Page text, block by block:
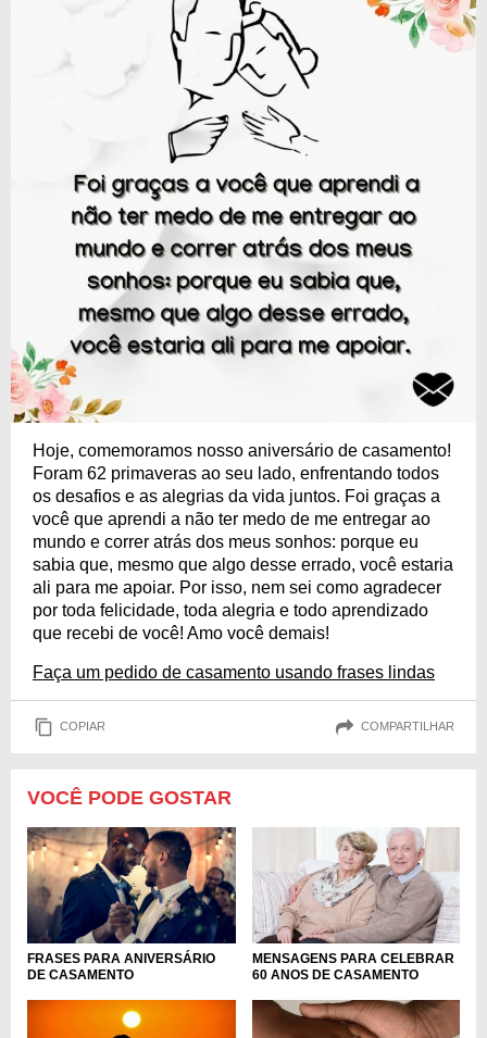
Hoje, comemoramos nosso aniversário de casamento!
Foram 62 primaveras ao seu lado, enfrentando todos
os desafios e as alegrias da vida juntos. Foi graças a
você que aprendi a não ter medo de me entregar ao
mundo e correr atrás dos meus sonhos: porque eu
sabia que, mesmo que algo desse errado, você estaria
ali para me apoiar. Por isso, nem sei como agradecer
por toda felicidade, toda alegria e todo aprendizado
que recebi de você! Amo você demais!
Faça um pedido de casamento usando frases lindas
COPIAR COMPARTILHAR
VOCÊ PODE GOSTAR
FRASES PARA ANIVERSÁRIO
DE CASAMENTO
MENSAGENS PARA CELEBRAR
60 ANOS DE CASAMENTO